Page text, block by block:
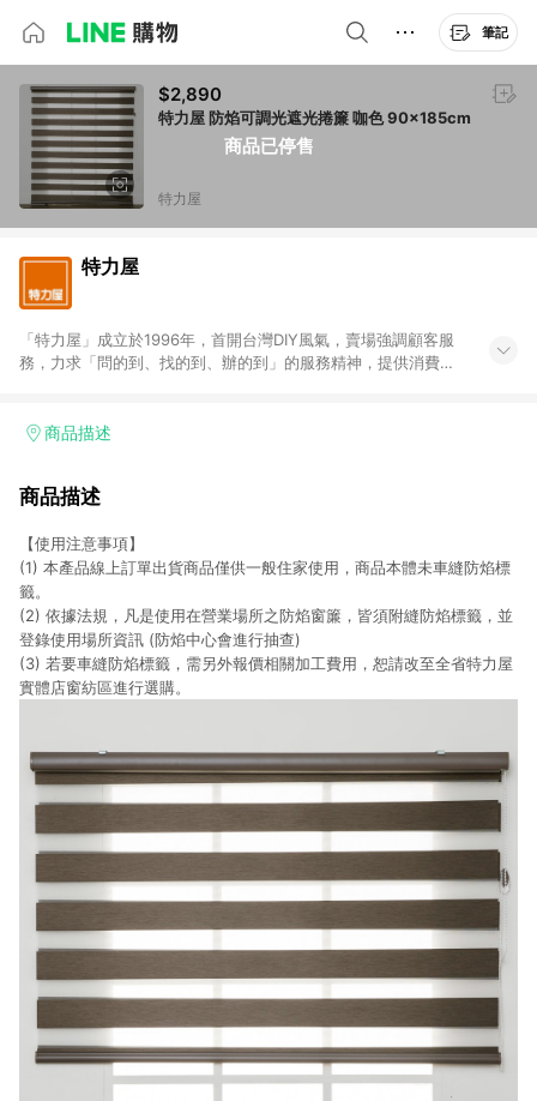
筆記
商品已停售
$2,890
特力屋 防焰可調光遮光捲簾 咖色 90x185cm
特力屋
特力屋
「特力屋」成立於1996年，首開台灣DIY風氣，賣場強調顧客服
務，力求「問的到、找的到、辦的到」的服務精神，提供消費者
客找到居家修繕、佈置或裝潢時所需；另外，在各家分店內規劃
等各方面進行整合，提升服務質感，期望每一位來店顧客，能輕
結帳流程(Easy to buy)、每次到「特力屋」購物都能得到新的啟
發與靈感(Exciting experience)，同時持續提供消費者居家修繕
最佳解決方案，以創造優質居家環境為首要目標，成為消費者打
造幸福家園時的優先選擇。
商品描述
商品描述
【使用注意事項】
(1) 本產品線上訂單出貨商品僅供一般住家使用，商品本體未車縫防焰標
籤。
(2) 依據法規，凡是使用在營業場所之防焰窗簾，皆須附縫防焰標籤，並
登錄使用場所資訊 (防焰中心會進行抽查)
(3) 若要車縫防焰標籤，需另外報價相關加工費用，恕請改至全省特力屋
實體店窗紡區進行選購。